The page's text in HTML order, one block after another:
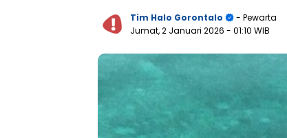
Tim Halo Gorontalo
- Pewarta
Jumat, 2 Januari 2026 - 01:10 WIB